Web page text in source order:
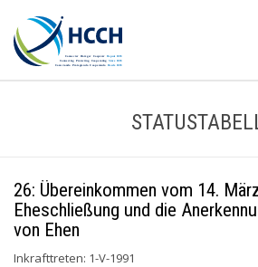
26: Übereinkommen vom 14.
Eheschließung und die
von Ehen
Inkrafttreten: 1-V-1991